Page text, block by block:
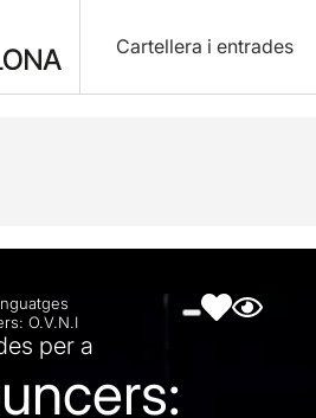
Cartellera i entrades
artística Fotos i vídeos
O.V.N.I
per a